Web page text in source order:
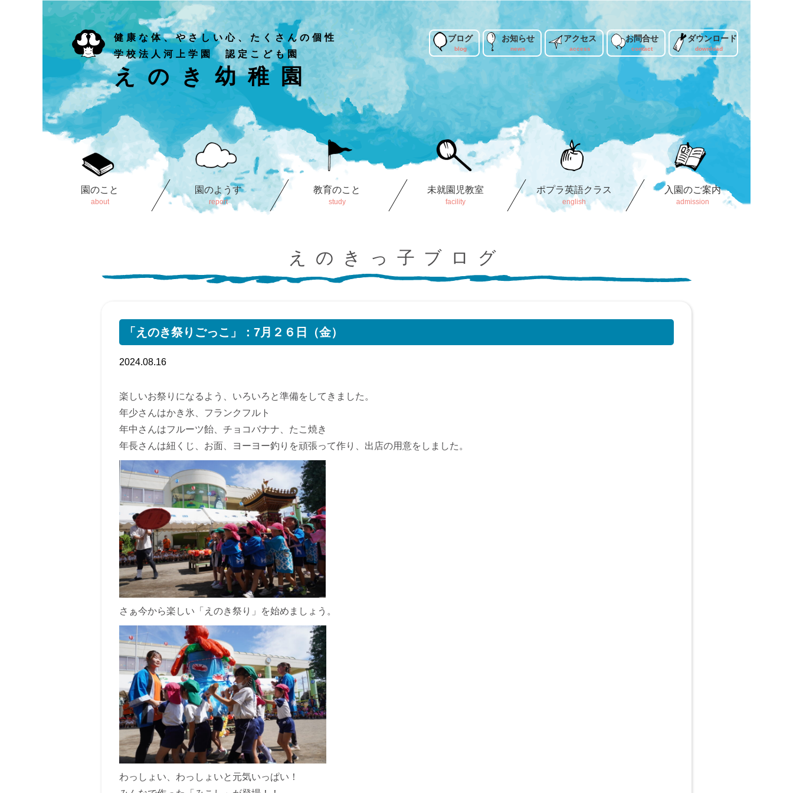
健康な体、やさしい心、たくさんの個性
学校法人河上学園 認定こども園
えのき幼稚園
ブログ お知らせ アクセス お問合せ ダウンロード
園のこと 園のようす 教育のこと 未就園児教室 ポプラ英語クラス 入園のご案内
えのきっ子ブログ
「えのき祭りごっこ」：7月２６日（金）
2024.08.16
楽しいお祭りになるよう、いろいろと準備をしてきました。
年少さんはかき氷、フランクフルト
年中さんはフルーツ飴、チョコバナナ、たこ焼き
年長さんは紐くじ、お面、ヨーヨー釣りを頑張って作り、出店の用意をしました。
さぁ今から楽しい「えのき祭り」を始めましょう。
わっしょい、わっしょいと元気いっぱい！